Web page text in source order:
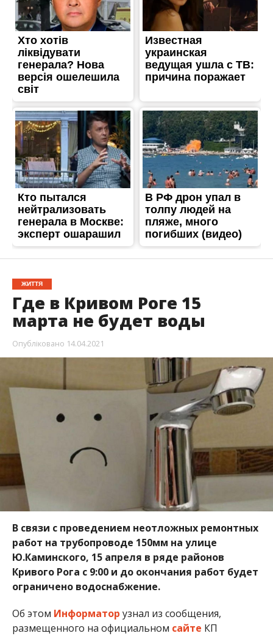
ЖИТТЯ
Где в Кривом Роге 15
марта не будет воды
Опубліковано 14.04.2021
В связи с проведением неотложных ремонтных
работ на трубопроводе 150мм на улице
Ю.Каминского, 15 апреля в ряде районов
Кривого Рога с 9:00 и до окончания работ будет
ограничено водоснабжение.
Об этом Информатор узнал из сообщения,
размещенного на официальном сайте КП